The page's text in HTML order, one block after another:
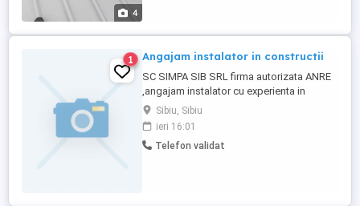
4
Dulgherie,mansardări, ...
1 Angajam instalator in constructii
SC SIMPA SIB SRL firma autorizata ANRE
,angajam instalator cu experienta in
domeniul instalatiilor de gaze naturale,
sanitare,termice. Oferim pachet salarial
atractiv: salariu, bonuri de masa, bonuri
cadou, prime de performanta.
Sibiu, Sibiu
ieri 16:01
Telefon validat